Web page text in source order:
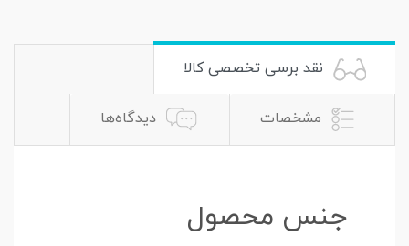
نقد برسی تخصصی کالا
مشخصات دیدگاه‌ها
جنس محصول